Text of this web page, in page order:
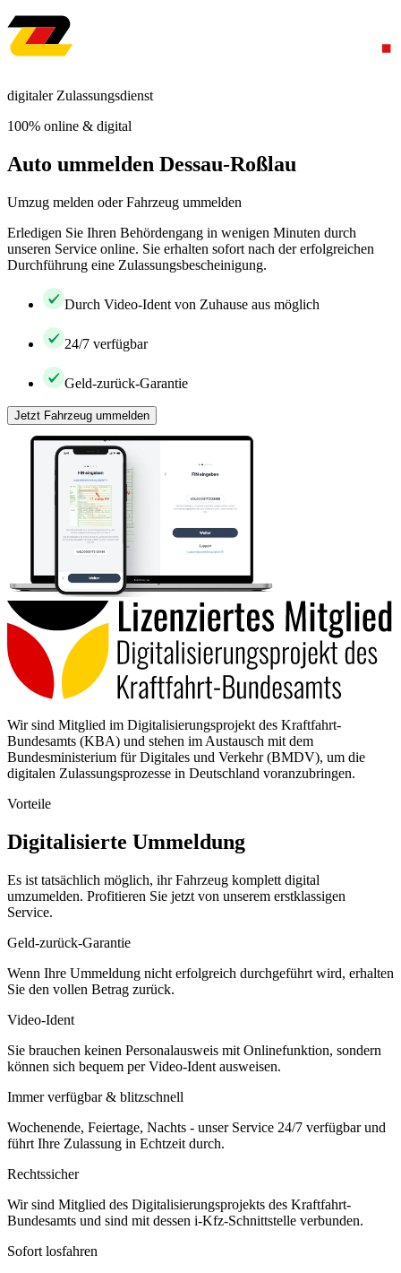
digitaler Zulassungsdienst
100% online & digital
Auto ummelden Dessau-Roßlau
Umzug melden oder Fahrzeug ummelden
Erledigen Sie Ihren Behördengang in wenigen Minuten durch
unseren Service online. Sie erhalten sofort nach der erfolgreichen
Durchführung eine Zulassungsbescheinigung.
Durch Video-Ident von Zuhause aus möglich
24/7 verfügbar
Geld-zurück-Garantie
Jetzt Fahrzeug ummelden
Wir sind Mitglied im Digitalisierungsprojekt des Kraftfahrt-
Bundesamts (KBA) und stehen im Austausch mit dem
Bundesministerium für Digitales und Verkehr (BMDV), um die
digitalen Zulassungsprozesse in Deutschland voranzubringen.
Vorteile
Digitalisierte Ummeldung
Es ist tatsächlich möglich, ihr Fahrzeug komplett digital
umzumelden. Profitieren Sie jetzt von unserem erstklassigen
Service.
Geld-zurück-Garantie
Wenn Ihre Ummeldung nicht erfolgreich durchgeführt wird, erhalten
Sie den vollen Betrag zurück.
Video-Ident
Sie brauchen keinen Personalausweis mit Onlinefunktion, sondern
können sich bequem per Video-Ident ausweisen.
Immer verfügbar & blitzschnell
Wochenende, Feiertage, Nachts - unser Service 24/7 verfügbar und
führt Ihre Zulassung in Echtzeit durch.
Rechtssicher
Wir sind Mitglied des Digitalisierungsprojekts des Kraftfahrt-
Bundesamts und sind mit dessen i-Kfz-Schnittstelle verbunden.
Sofort losfahren